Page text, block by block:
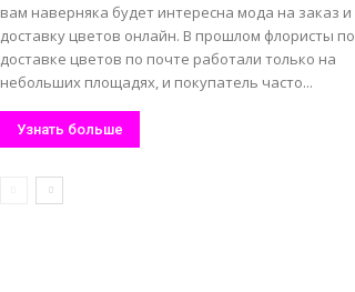
вам наверняка будет интересна мода на заказ и
доставку цветов онлайн. В прошлом флористы по
доставке цветов по почте работали только на
небольших площадях, и покупатель часто...
Узнать больше